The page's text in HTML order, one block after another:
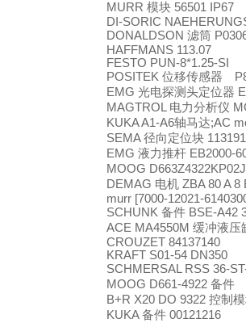
MURR 模块 56501 IP67
DI-SORIC
DONALDSON 滤筒
HAFFMANS 113.07
FESTO PUN-8*1.25-SI
POSITEK 位移传感器
EMG 光电探测头定位器
MAGTROL 电力分析仪
KUKA A1-A6轴马达;AC
SEMA径向定位块
EMG 液力推杆 EB2000-
MOOG
DEMAG 电机 ZBA 80 A 8
murr [7000-12021-
SCHUNK 备件 BSE-A42
ACE MA4550M 缓冲液压
CROUZET 84137140
KRAFT S01-54 DN350
SCHMERSAL RSS 36-
MOOG D661-4922 备件
B+R X20 DO 9322 控制
KUKA备件 00121216